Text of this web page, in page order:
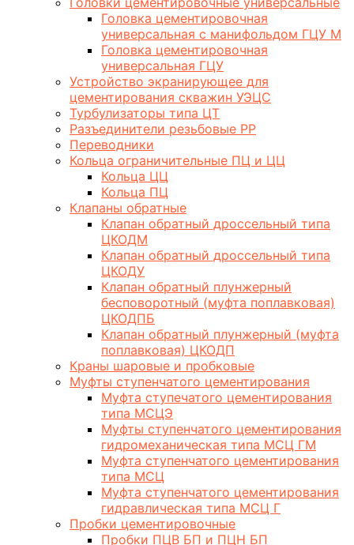
Головка цементировочная
универсальная с манифольдом ГЦУ М
Головка цементировочная
универсальная ГЦУ
Устройство экранирующее для
цементирования скважин УЭЦС
Турбулизаторы типа ЦТ
Разъединители резьбовые РР
Переводники
Кольца ограничительные ПЦ и ЦЦ
Кольца ЦЦ
Кольца ПЦ
Клапаны обратные
Клапан обратный дроссельный типа
ЦКОДМ
Клапан обратный дроссельный типа
ЦКОДУ
Клапан обратный плунжерный
бесповоротный (муфта поплавковая)
ЦКОДПБ
Клапан обратный плунжерный (муфта
поплавковая) ЦКОДП
Краны шаровые и пробковые
Муфты ступенчатого цементирования
Муфта ступечатого цементирования
типа МСЦЭ
Муфты ступенчатого цементирования
гидромеханическая типа МСЦ ГМ
Муфта ступенчатого цементирования
типа МСЦ
Муфта ступенчатого цементирования
гидравлическая типа МСЦ Г
Пробки цементировочные
Пробки ПЦВ БП и ПЦН БП